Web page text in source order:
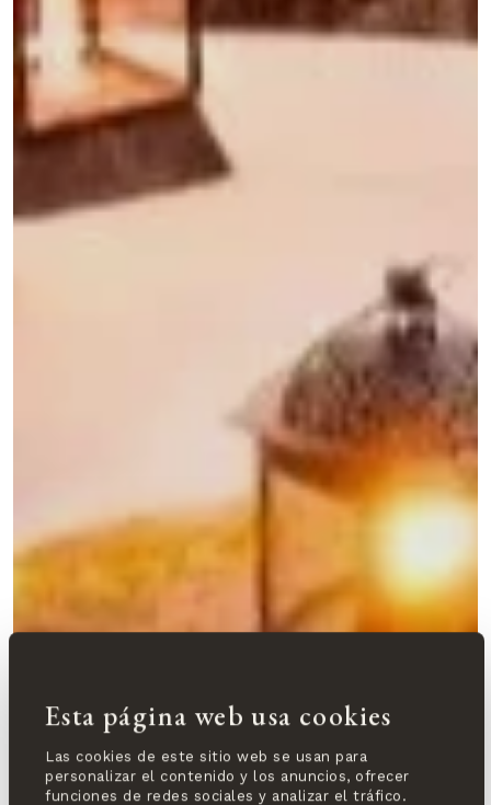
Esta página web usa cookies
Las cookies de este sitio web se usan para
personalizar el contenido y los anuncios, ofrecer
funciones de redes sociales y analizar el tráfico.